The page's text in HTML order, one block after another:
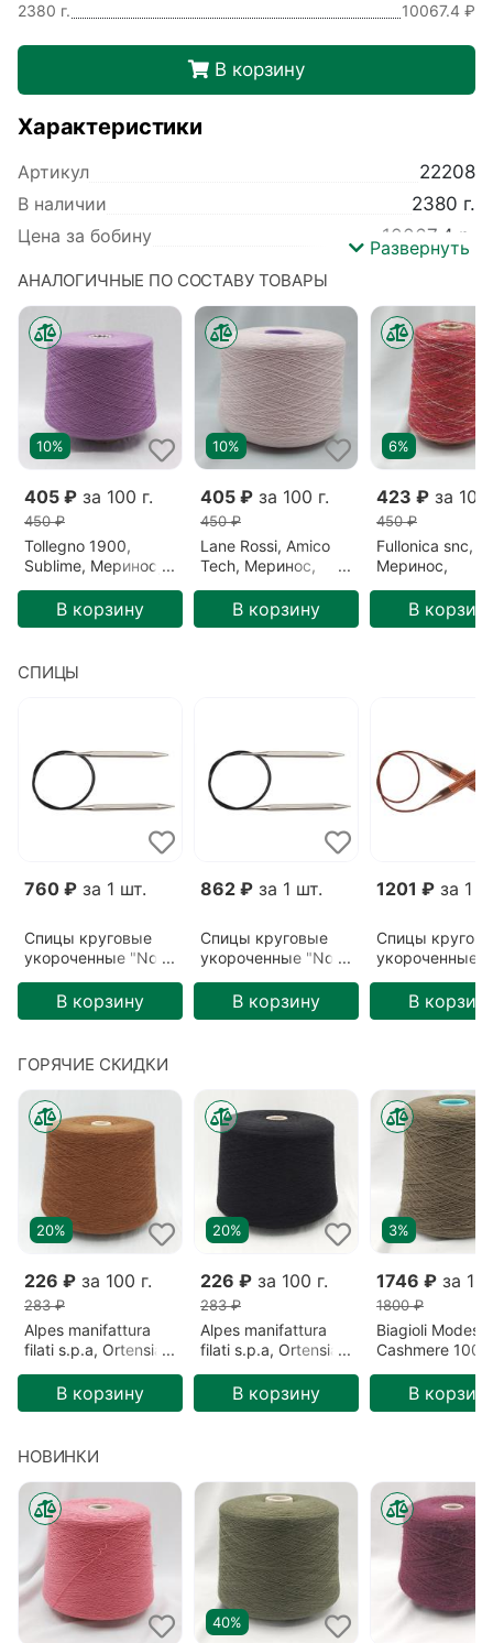
2380 г.
10067.4 ₽
В корзину
Характеристики
Артикул
22208
В наличии
2380 г.
Цена за бобину
10067.4 р.
Коллекция
Victoria
Базовый цвет
Синий
Вид пряжи
Гребенная
Метраж
1500 м/100 гр
Детальный состав
Меринос 100%
Цвет
Глубины окена (5E2775)
Развернуть
АНАЛОГИЧНЫЕ ПО СОСТАВУ ТОВАРЫ
10%
405 ₽ за 100 г.
450 ₽
Tollegno 1900,
Sublime, Меринос,
Фиолетовый/
Черничный десерт
В корзину
10%
405 ₽ за 100 г.
450 ₽
Lane Rossi, Amico
Tech, Меринос,
(100424-6)
В корзину
6%
423 ₽ за 100
450 ₽
Fullonica snc,
Меринос,
Мексика (F103)
В
СПИЦЫ
760 ₽ за 1 шт.
Спицы круговые
укороченные "Nova
3,75мм/40см
В корзину
862 ₽ за 1 шт.
Спицы круговые
укороченные "Nova
5,5мм/40см
В корзину
1201 ₽ за 1
Спицы
укороченные
5,5мм/40см
В
ГОРЯЧИЕ СКИДКИ
20%
226 ₽ за 100 г.
283 ₽
Alpes manifattura
filati s.p.a, Ortensia,
Коричневый/Сигара
(2193)
В корзину
20%
226 ₽ за 100 г.
283 ₽
Alpes manifattura
filati s.p.a, Ortensia,
Черный/Безлунная
ночь (00836)
В корзину
3%
1746 ₽ за
1800 ₽
Biagioli
Cashmere
Готика
В
НОВИНКИ
40%